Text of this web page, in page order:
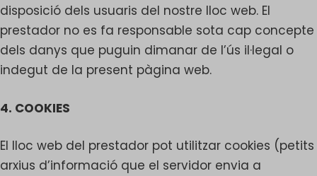
disposició dels usuaris del nostre lloc web. El
prestador no es fa responsable sota cap concepte
dels danys que puguin dimanar de l’ús il·legal o
indegut de la present pàgina web.
4. COOKIES
El lloc web del prestador pot utilitzar cookies (petits
arxius d’informació que el servidor envia a